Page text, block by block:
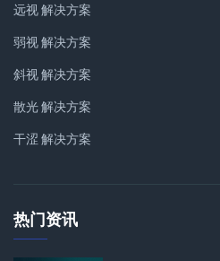
远视 解决方案
弱视 解决方案
斜视 解决方案
散光 解决方案
干涩 解决方案
热门资讯